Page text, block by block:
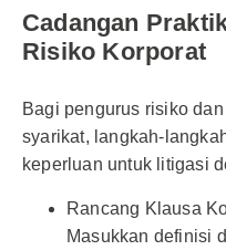
Cadangan
Risiko Korporat
Bagi pengurus risiko
syarikat, langkah-
keperluan untuk litigasi
Rancang Klausa
Masukkan definisi